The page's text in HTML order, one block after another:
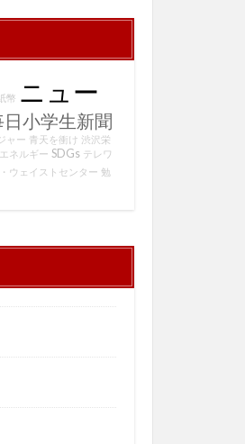
幣 ニュー
日小学生新聞
ャー 青天を衝け 渋沢栄
ネルギー SDGs テレワ
ウェイストセンター 勉